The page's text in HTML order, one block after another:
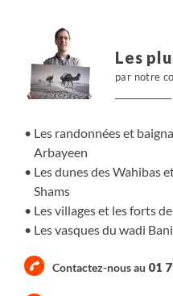
djebel Al Akhdar, la
magnifiques villages aux
Bani Khaled, superbe
oriental, les oasis et
qui se déversent dans
légendaire.
Les
par notre
Les randonnées et
Arbayeen
Les dunes des Wahibas
Shams
Les villages et les forts
Les vasques du wadi
Contactez-nous au 01